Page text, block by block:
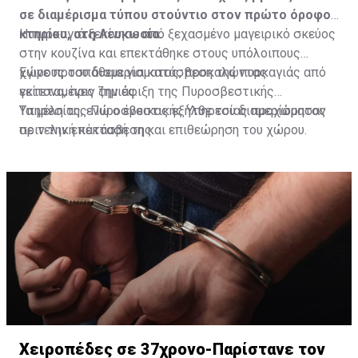
σε διαμέρισμα τύπου στούντιο στον πρώτο όροφο
κτηρίου, στη Λευκωσία.
Η πυρκαγιά ξεκίνησε από ξεχασμένο μαγειρικό σκεύος
στην κουζίνα και επεκτάθηκε στους υπόλοιπους
χώρους του διαμερίσματος, προκαλώντας
εκτεταμένες ζημιές.
Έγινε προσπάθεια για κατάσβεση της πυρκαγιάς από
γείτονα, πριν την άφιξη της Πυροσβεστικής
Υπηρεσίας, ενώ ο ένοικος εξήλθε του διαμερίσματος
πριν την επέκτασή της.
Τα μέλη της Πυροσβεστικής Υπηρεσίας προχώρησαν
σε τελική κατάσβεση και επιθεώρηση του χώρου.
Χειροπέδες σε 37χρονο-Παρίστανε τον